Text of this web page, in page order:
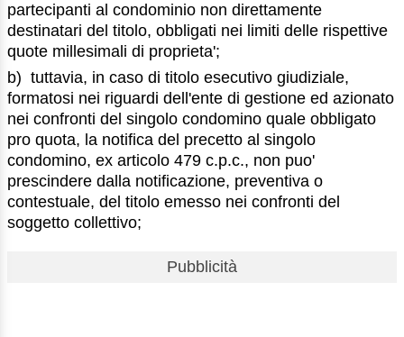
partecipanti al condominio non direttamente
destinatari del titolo, obbligati nei limiti delle rispettive
quote millesimali di proprieta';
b) tuttavia, in caso di titolo esecutivo giudiziale,
formatosi nei riguardi dell'ente di gestione ed azionato
nei confronti del singolo condomino quale obbligato
pro quota, la notifica del precetto al singolo
condomino, ex articolo 479 c.p.c., non puo'
prescindere dalla notificazione, preventiva o
contestuale, del titolo emesso nei confronti del
soggetto collettivo;
Pubblicità